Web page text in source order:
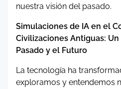
nuestra visión del pasado.
Simulaciones de IA en el
Civilizaciones Antiguas:
Pasado y el Futuro
La tecnología ha
exploramos y entendemos